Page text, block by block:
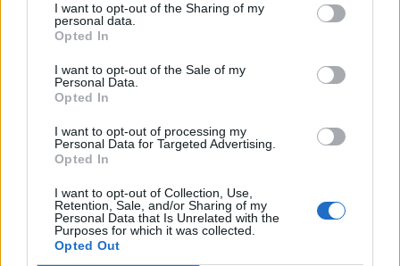
I want to opt-out of the Sharing of my
personal data.
Opted In
I want to opt-out of the Sale of my
Personal Data.
Opted In
I want to opt-out of processing my
Personal Data for Targeted Advertising.
Opted In
I want to opt-out of Collection, Use,
Retention, Sale, and/or Sharing of my
Personal Data that Is Unrelated with the
Purposes for which it was collected.
Opted Out
Αυγούστου
7 Αυγούστου 2026 07:43
ΕΝΔΙΑΦΕΡΟΝΤΑ
Τζόκερ: Αυτοί είναι οι τυχεροί αριθμοί
7 Αυγούστου 2026 07:39
«Στιμαδόροι»: Οι παλιοί Κρητικοί
που μπορούσαν να εκτιμήσουν τα
πάντα!